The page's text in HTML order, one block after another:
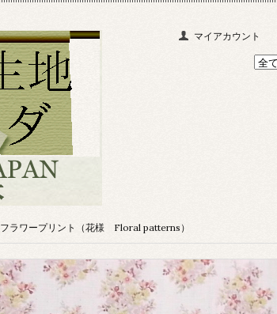
マイアカウント
フラワープリント（花様 Floral patterns）